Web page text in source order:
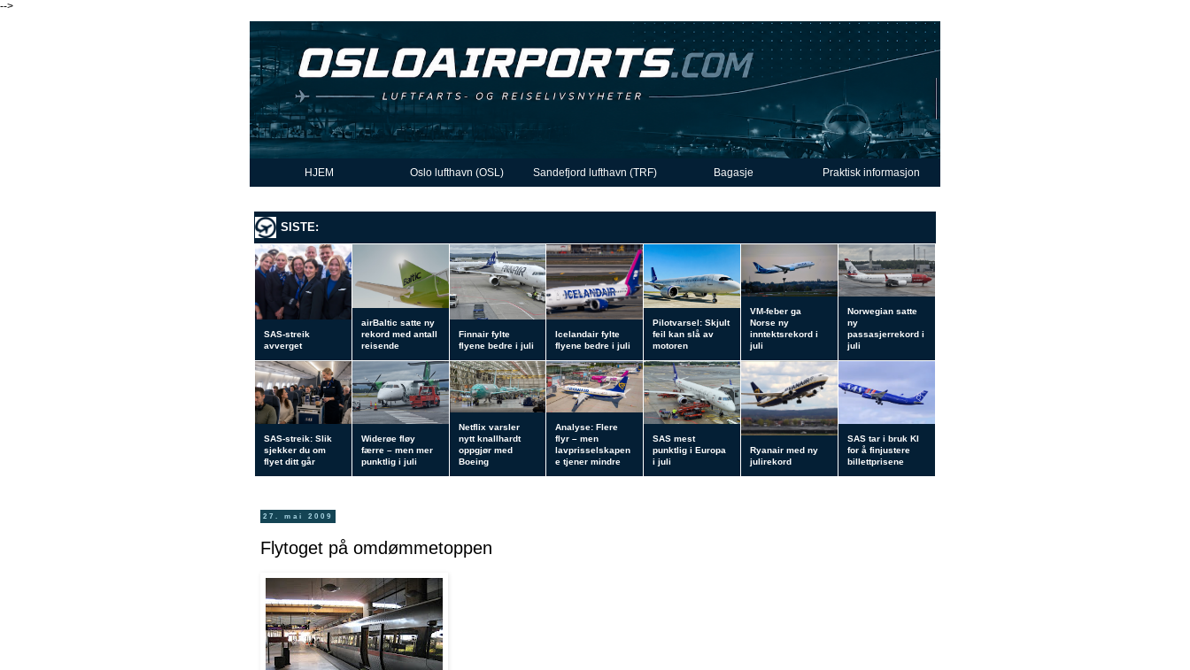
-->
HJEM Oslo lufthavn (OSL) Sandefjord lufthavn (TRF) Bagasje Praktisk informasjon
SISTE:
SAS-streik
avverget
airBaltic satte ny
rekord med antall
reisende
Finnair fylte
flyene bedre i juli
Icelandair fylte
flyene bedre i juli
Pilotvarsel: Skjult
feil kan slå av
motoren
VM-feber ga
Norse ny
inntektsrekord i
juli
Norwegian satte
ny
passasjerrekord i
juli
SAS-streik: Slik
sjekker du om
flyet ditt går
Widerøe fløy
færre – men mer
punktlig i juli
Netflix varsler
nytt knallhardt
oppgjør med
Boeing
Analyse: Flere
flyr – men
lavprisselskapen
e tjener mindre
SAS mest
punktlig i Europa
i juli
Ryanair med ny
julirekord
SAS tar i bruk KI
for å finjustere
billettprisene
27. mai 2009
Flytoget på omdømmetoppen